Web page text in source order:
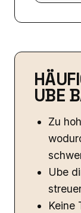
UBE
Zu
Ube
Keine